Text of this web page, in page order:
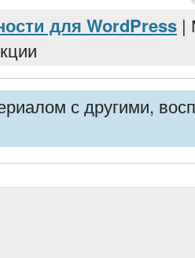
для WordPress |
с другими,